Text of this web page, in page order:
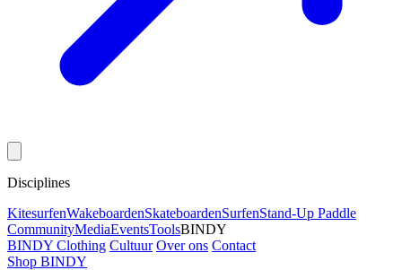
Disciplines
KitesurfenWakeboardenSkateboardenSurfenStand-Up Paddle
CommunityMediaEventsToolsBINDY
BINDY Clothing Cultuur Over ons Contact
Shop BINDY